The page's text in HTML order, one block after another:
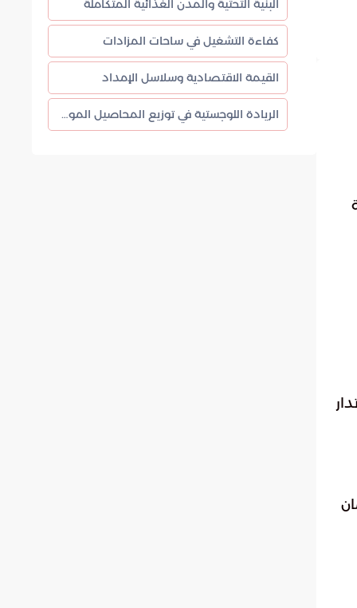
البنية التحتية والمدن الغذائية المتكاملة
كفاءة التشغيل في ساحات المزادات
القيمة الاقتصادية وسلاسل الإمداد
الريادة اللوجستية في توزيع المحاصيل الموسمية